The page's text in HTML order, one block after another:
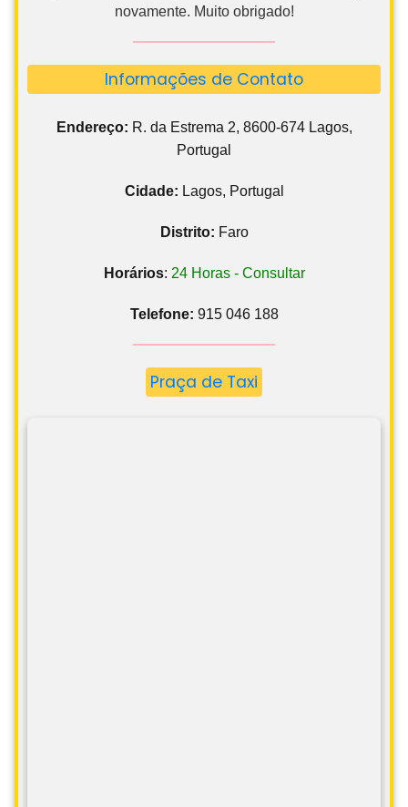
novamente. Muito obrigado!
Informações de Contato
Endereço: R. da Estrema 2, 8600-674 Lagos,
Portugal
Cidade: Lagos, Portugal
Distrito: Faro
Horários: 24 Horas - Consultar
Telefone: 915 046 188
Praça de Taxi